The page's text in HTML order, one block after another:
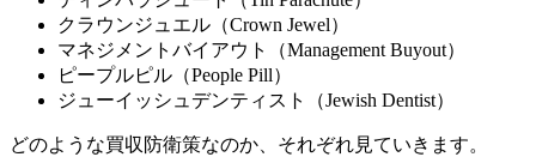
クラウンジュエル（Crown Jewel）
マネジメントバイアウト（Management Buyout）
ピープルピル（People Pill）
ジューイッシュデンティスト（Jewish Dentist）
どのような買収防衛策なのか、それぞれ見ていきます。